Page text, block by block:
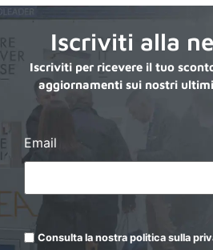
Iscriviti alla
Iscriviti per ricevere il tuo
aggiornamenti sui nostri
Email
Consulta la nostra politica sulla